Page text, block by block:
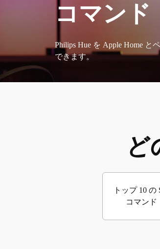
コマンド
Philips Hue を Apple Home
できます。
ど
トップ 10 の
コマンド